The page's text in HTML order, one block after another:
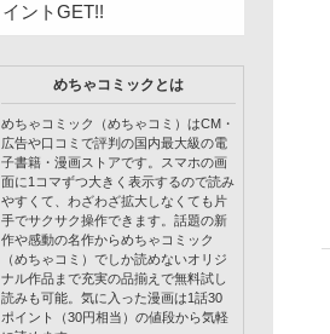
イントGET!!
めちゃコミックとは
めちゃコミック（めちゃコミ）はCM・
広告や口コミで評判の国内最大級の電
子書籍・漫画ストアです。スマホの画
面に1コマずつ大きく表示するので読み
やすくて、わざわざ拡大しなくても片
手でサクサク操作できます。話題の新
作や感動の名作からめちゃコミック
（めちゃコミ）でしか読めないオリジ
ナル作品まで充実の品揃えで無料試し
読みも可能。気に入った漫画は1話30
ポイント（30円相当）の値段から気軽